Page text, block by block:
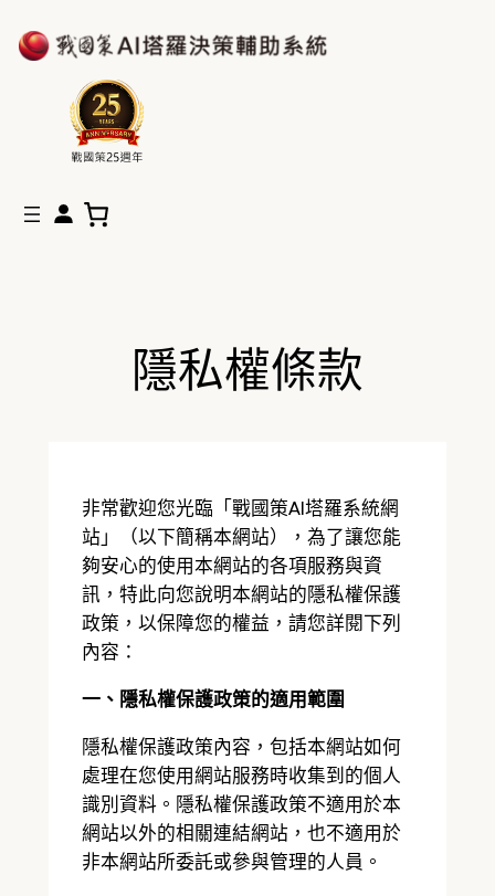
隱私權條款
非常歡迎您光臨「戰國策AI塔羅系統網
站」（以下簡稱本網站），為了讓您能
夠安心的使用本網站的各項服務與資
訊，特此向您說明本網站的隱私權保護
政策，以保障您的權益，請您詳閱下列
內容：
一、隱私權保護政策的適用範圍
隱私權保護政策內容，包括本網站如何
處理在您使用網站服務時收集到的個人
識別資料。隱私權保護政策不適用於本
網站以外的相關連結網站，也不適用於
非本網站所委託或參與管理的人員。